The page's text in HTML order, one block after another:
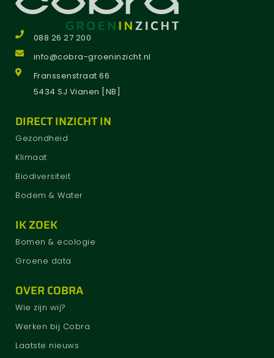
088 26 27 200
info@cobra-groeninzicht.nl
Franssenstraat 66
5434 SJ Vianen [NB]
DIRECT INZICHT IN
Gezondheid
Klimaat
Biodiversiteit
Bodem & Water
IK ZOEK
Bomen & ecologie
Groene data
OVER COBRA
Wie zijn wij?
Werken bij Cobra
Laatste nieuws